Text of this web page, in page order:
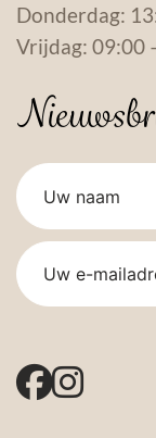
Donderdag:
Vrijdag: 09:00